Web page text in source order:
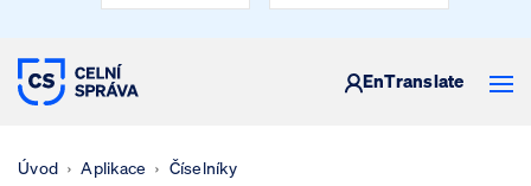
CELNÍ SPRÁVA ČESKÉ REPUBLIKY
EnTranslate
Úvod Aplikace Číselníky